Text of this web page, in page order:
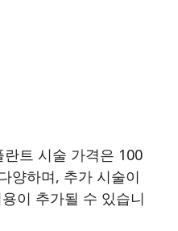
트 시술 가격은 100
양하며, 추가 시술이
이 추가될 수 있습니